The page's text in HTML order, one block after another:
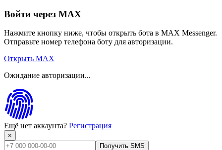
Войти через MAX
Нажмите кнопку ниже, чтобы открыть бота в MAX Messenger.
Отправьте номер телефона боту для авторизации.
Открыть MAX
Ожидание авторизации...
Ещё нет аккаунта? Регистрация
×
Получить SMS